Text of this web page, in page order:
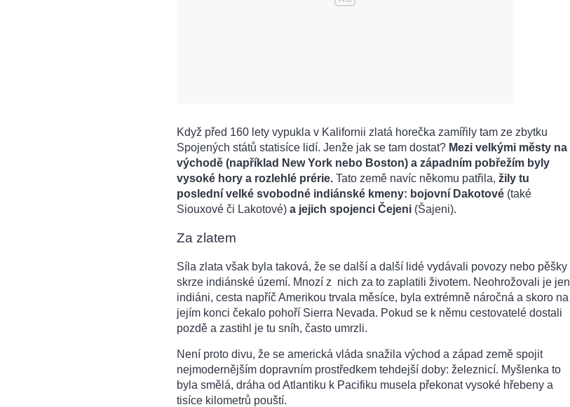
Když před 160 lety vypukla v Kalifornii zlatá horečka zamířily tam ze zbytku
Spojených států statisíce lidí. Jenže jak se tam dostat? Mezi velkými městy na
východě (například New York nebo Boston) a západním pobřežím byly
vysoké hory a rozlehlé prérie. Tato země navíc někomu patřila, žily tu
poslední velké svobodné indiánské kmeny: bojovní Dakotové (také
Siouxové či Lakotové) a jejich spojenci Čejeni (Šajeni).
Za zlatem
Síla zlata však byla taková, že se další a další lidé vydávali povozy nebo pěšky
skrze indiánské území. Mnozí z nich za to zaplatili životem. Neohrožovali je jen
indiáni, cesta napříč Amerikou trvala měsíce, byla extrémně náročná a skoro na
jejím konci čekalo pohoří Sierra Nevada. Pokud se k němu cestovatelé dostali
pozdě a zastihl je tu sníh, často umrzli.
Není proto divu, že se americká vláda snažila východ a západ země spojit
nejmodernějším dopravním prostředkem tehdejší doby: železnicí. Myšlenka to
byla smělá, dráha od Atlantiku k Pacifiku musela překonat vysoké hřebeny a
tisíce kilometrů pouští.